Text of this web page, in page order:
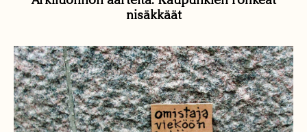
nisäkkäät